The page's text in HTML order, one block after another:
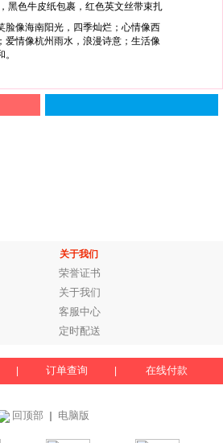
黑色牛皮纸包裹，红色英文丝带束扎
脸像海南阳光，四季灿烂；心情像西
爱情像杭州雨水，浪漫诗意；生活像
关于我们
荣誉证书
关于我们
客服中心
定时配送
订单查询 在线付款
回顶部 电脑版